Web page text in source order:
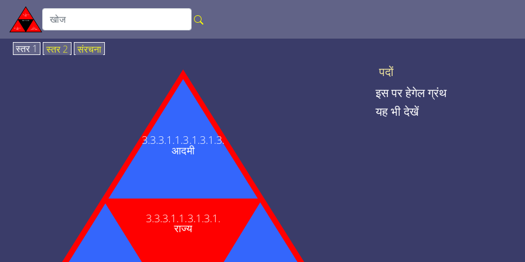
स्तर 1 स्तर 2 संरचना
3.3.3.1.1.3.1.3.1.
राज्य
3.3.3.1.1.3.1.3.1.3.
आदमी
पदों
इस पर हेगेल ग्रंथ
यह भी देखें